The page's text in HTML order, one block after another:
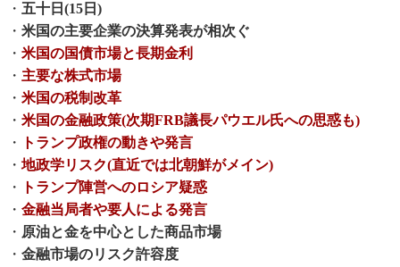
・ 五十日(15日)
・ 米国の主要企業の決算発表が相次ぐ
・ 米国の国債市場と長期金利
・ 主要な株式市場
・ 米国の税制改革
・ 米国の金融政策(次期FRB議長パウエル氏への思惑も)
・
トランプ政権の動きや発言
・ 地政学リスク(直近では北朝鮮がメイン)
・
トランプ陣営へのロシア疑惑
・ 金融当局者や要人による発言
・ 原油と金を中心とした商品市場
・ 金融市場のリスク許容度